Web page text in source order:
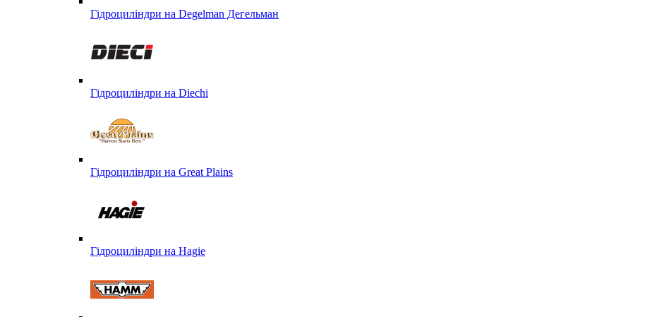
Гідроциліндри на Degelman Дегельман
Гідроциліндри на Diechi
Гідроциліндри на Great Plains
Гідроциліндри на Hagie